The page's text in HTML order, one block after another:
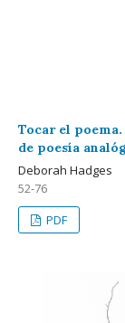
Tocar el
de poesía
Deborah Hadges
52-76
PDF